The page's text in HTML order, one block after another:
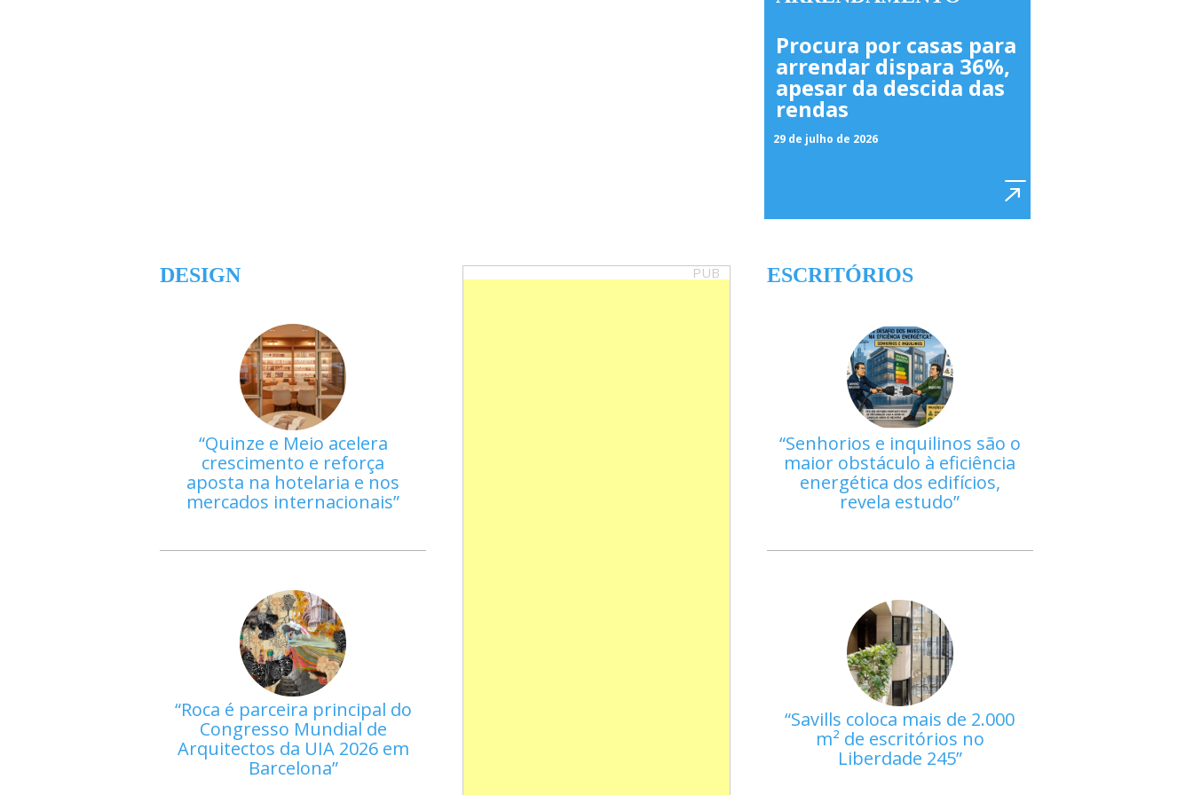
Procura por casas para
arrendar dispara 36%,
apesar da descida das
rendas
29 de julho de 2026
DESIGN
Quinze e Meio acelera
crescimento e reforça
aposta na hotelaria e nos
mercados internacionais
Roca é parceira principal do
Congresso Mundial de
Arquitectos da UIA 2026 em
Barcelona
PUB ESCRITÓRIOS
Senhorios e inquilinos são o
maior obstáculo à eficiência
energética dos edifícios,
revela estudo
Savills coloca mais de 2.000
m² de escritórios no
Liberdade 245